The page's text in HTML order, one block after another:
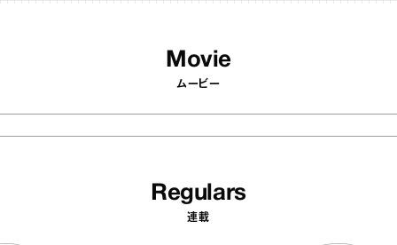
Movie
ムービー
Regulars
連載